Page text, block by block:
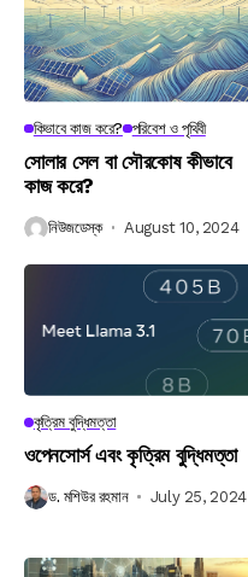
কিভাবে কাজ করে? পরিবেশ ও পৃথিবী
সোলার সেল বা সৌরকোষ কীভাবে
কাজ করে?
নিউজডেস্ক August 10, 2024
কৃত্রিম বুদ্ধিমত্তা
ওপেনসোর্স এবং কৃত্রিম বুদ্ধিমত্তা
ড. মশিউর রহমান July 25, 2024